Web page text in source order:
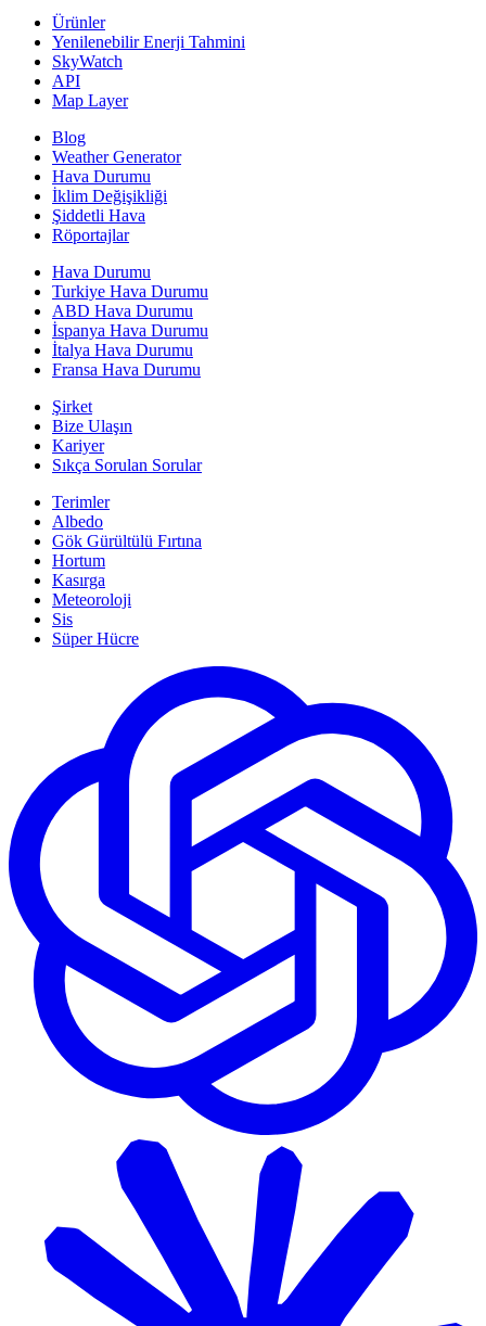
Ürünler
Yenilenebilir Enerji Tahmini
SkyWatch
API
Map Layer
Blog
Weather Generator
Hava Durumu
İklim Değişikliği
Şiddetli Hava
Röportajlar
Hava Durumu
Turkiye Hava Durumu
ABD Hava Durumu
İspanya Hava Durumu
İtalya Hava Durumu
Fransa Hava Durumu
Şirket
Bize Ulaşın
Kariyer
Sıkça Sorulan Sorular
Terimler
Albedo
Gök Gürültülü Fırtına
Hortum
Kasırga
Meteoroloji
Sis
Süper Hücre